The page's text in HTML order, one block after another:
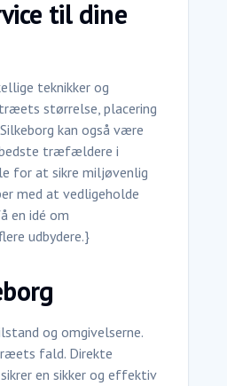
til dine
teknikker og
størrelse, placering
kan også være
bedste træfældere i
for at sikre miljøvenlig
med at vedligeholde
en idé om
udbydere.}
og omgivelserne.
fald. Direkte
en sikker og effektiv